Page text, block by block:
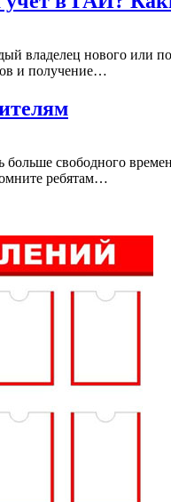
владелец нового или
и получение…
свободного
ребятам…